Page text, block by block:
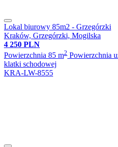
Lokal biurowy 85m2 - Grzegórzki
Kraków, Grzegórzki, Mogilska
4 250 PLN
Powierzchnia 85 m2 Powierzchnia
klatki schodowej
KRA-LW-8555